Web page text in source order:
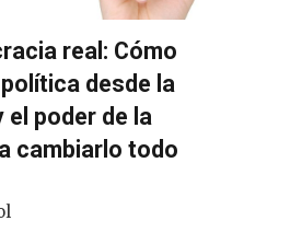
real: Cómo
desde la
el poder de la
cambiarlo todo